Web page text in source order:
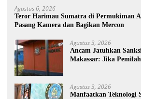
Agustus 6, 2026
Teror Harimau Sumatra di Permukiman
Pasang Kamera dan Bagikan Mercon
Agustus 3, 2026
Ancam Jatuhkan
Makassar: Jika
Agustus 3, 2026
Manfaatkan Teknologi